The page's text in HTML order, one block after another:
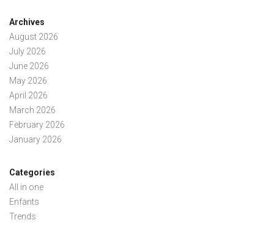
Archives
August 2026
July 2026
June 2026
May 2026
April 2026
March 2026
February 2026
January 2026
Categories
All in one
Enfants
Trends